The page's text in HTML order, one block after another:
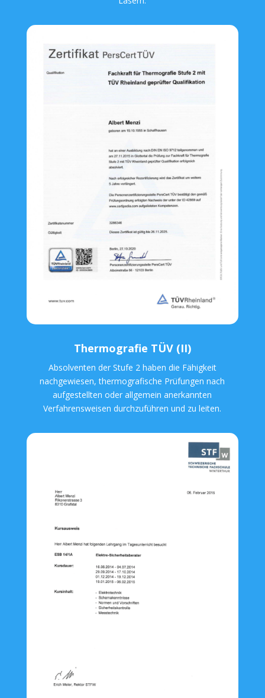
Thermografie TÜV (II)
Absolventen der Stufe 2 haben die Fähigkeit
nachgewiesen, thermografische Prüfungen nach
aufgestellten oder allgemein anerkannten
Verfahrensweisen durchzuführen und zu leiten.